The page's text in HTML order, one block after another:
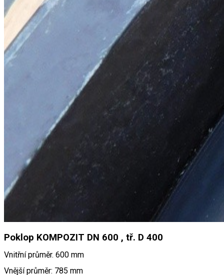
Poklop KOMPOZIT DN 600 , tř. D 400
Vnitřní průměr. 600 mm
Vnější průměr: 785 mm